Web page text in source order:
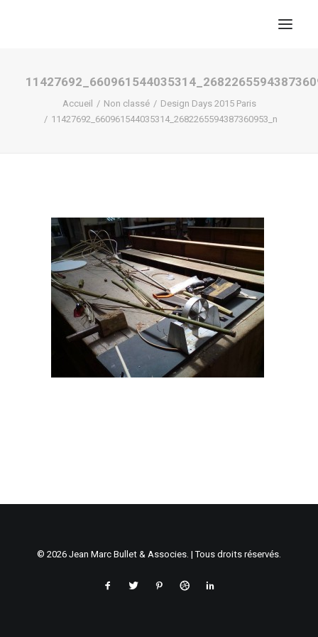
RECHERCHE
PANIER
Accueil Non classé
Design Days 2015 Paris
11427692_660961544035314_2682265594387360953_n
© 2026 Jean Marc Bullet & Associes. | Tous droits réservés.